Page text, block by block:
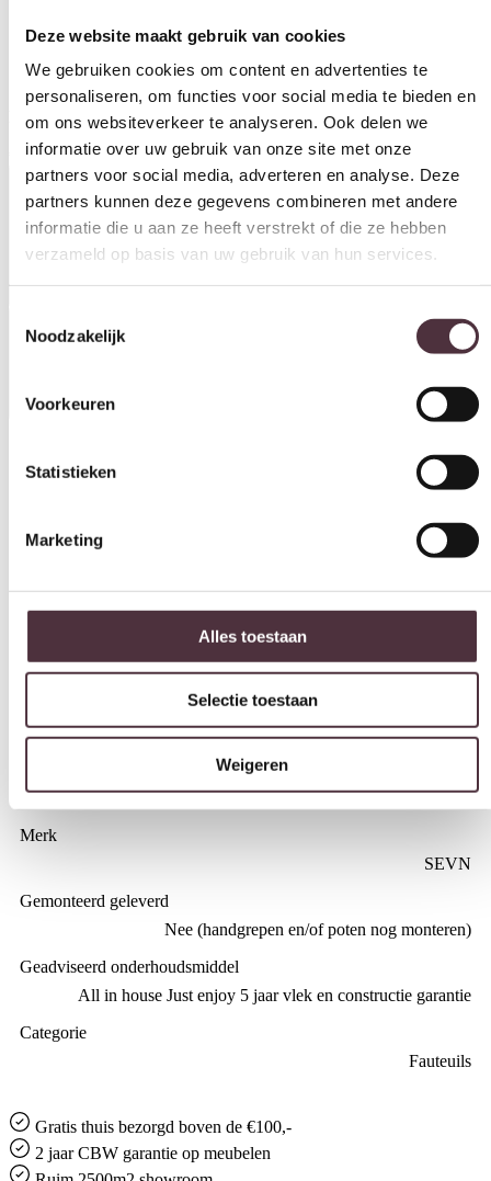
personaliseren, om functies voor social media te bieden en
om ons websiteverkeer te analyseren. Ook delen we
informatie over uw gebruik van onze site met onze
partners voor social media, adverteren en analyse. Deze
partners kunnen deze gegevens combineren met andere
informatie die u aan ze heeft verstrekt of die ze hebben
verzameld op basis van uw gebruik van hun services.
Toestemmingsselectie
Noodzakelijk
SEVN fauteuil Chantal met arm
Levertijd: 8-12 weken.
735,00
Productinformatie
Leer, Stof
77 cm
92 cm
52 cm
47 cm
Merk
SEVN
Gemonteerd geleverd
Nee (handgrepen en/of poten nog monteren)
Geadviseerd onderhoudsmiddel
All in house Just enjoy 5 jaar vlek en constructie garantie
Categorie
Fauteuils
Gratis thuis bezorgd boven de €100,-
2 jaar CBW garantie op meubelen